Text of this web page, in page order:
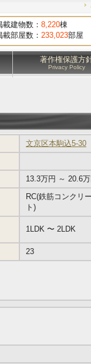
載建物数： 8,220棟
載部屋数： 233,023部屋
著作権保護方
Privacy Policy
文京区本駒込5-30
13.3万円 ～ 20.6万
RC(鉄筋コンクリー
ト)
1LDK 〜 2LDK
23